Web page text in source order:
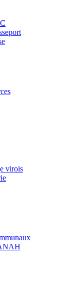
virois